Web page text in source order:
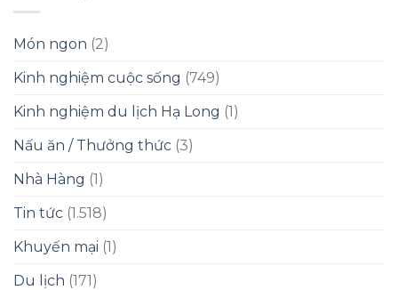
Món ngon (2)
Kinh nghiệm cuộc sống (749)
Kinh nghiệm du lịch Hạ Long (1)
Nấu ăn / Thưởng thức (3)
Nhà Hàng (1)
Tin tức (1.518)
Khuyến mại (1)
Du lịch (171)